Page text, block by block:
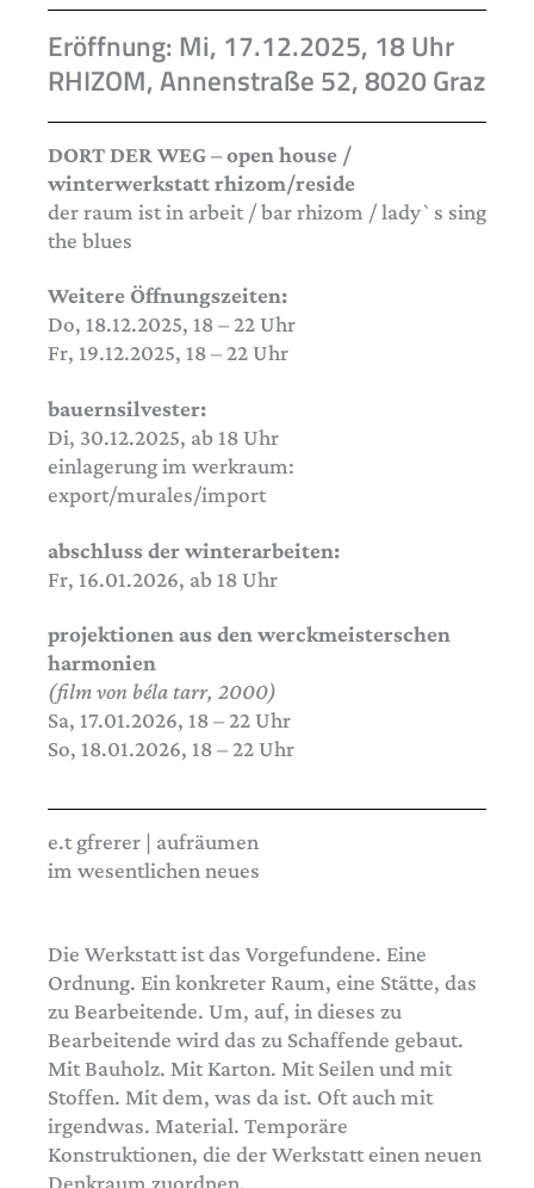
Eröffnung: Mi, 17.12.2025, 18 Uhr
RHIZOM, Annenstraße 52, 8020 Graz
DORT DER WEG – open house /
winterwerkstatt rhizom/reside
der raum ist in arbeit / bar rhizom / lady`s sing
the blues
Weitere Öffnungszeiten:
Do, 18.12.2025, 18 – 22 Uhr
Fr, 19.12.2025, 18 – 22 Uhr
bauernsilvester:
Di, 30.12.2025, ab 18 Uhr
einlagerung im werkraum:
export/murales/import
abschluss der winterarbeiten:
Fr, 16.01.2026, ab 18 Uhr
projektionen aus den werckmeisterschen
harmonien
(film von béla tarr, 2000)
Sa, 17.01.2026, 18 – 22 Uhr
So, 18.01.2026, 18 – 22 Uhr
e.t gfrerer | aufräumen
im wesentlichen neues
Die Werkstatt ist das Vorgefundene. Eine
Ordnung. Ein konkreter Raum, eine Stätte, das
zu Bearbeitende. Um, auf, in dieses zu
Bearbeitende wird das zu Schaffende gebaut.
Mit Bauholz. Mit Karton. Mit Seilen und mit
Stoffen. Mit dem, was da ist. Oft auch mit
irgendwas. Material. Temporäre
Konstruktionen, die der Werkstatt einen neuen